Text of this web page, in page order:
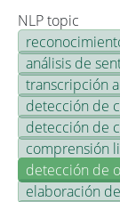
NLP topic
análisis de
transcripción
detección de
detección de
comprensión
detección de
elaboración